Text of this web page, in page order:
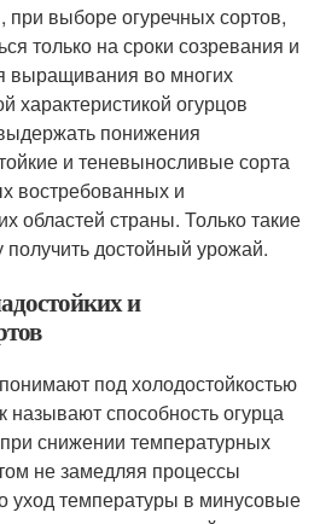
выборе огуречных сортов,
только на сроки созревания и
выращивания во многих
характеристикой огурцов
понижения
и теневыносливые сорта
востребованных и
областей страны. Только такие
достойный урожай.
и
под холодостойкостью
называют способность огурца
при снижении температурных
не замедляя процессы
уход температуры в минусовые